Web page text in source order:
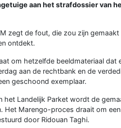
aan het strafdossier van
zegt de fout, die zou zijn
ontdekt.
om hetzelfde beeldmateriaal dat
aan de rechtbank en de
geschoond exemplaar.
het Landelijk Parket wordt de
Het Marengo-proces draait om
door Ridouan Taghi.